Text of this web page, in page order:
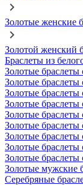
Золотые женские
Золотой женский
Браслеты из
Золотые браслеты
Золотые
Золотые браслеты
Золотые браслеты
Золотые
Золотые
Золотые
Золотые
Золотые браслеты
Золотые мужские
Серебряные